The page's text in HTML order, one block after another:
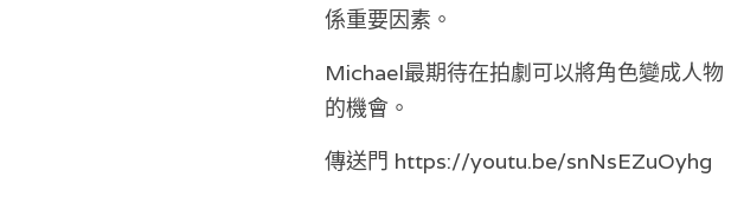
係重要因素。
Michael最期待在拍劇可以將角色變成人
的機會。
傳送門 https://youtu.be/snNsEZuOyhg